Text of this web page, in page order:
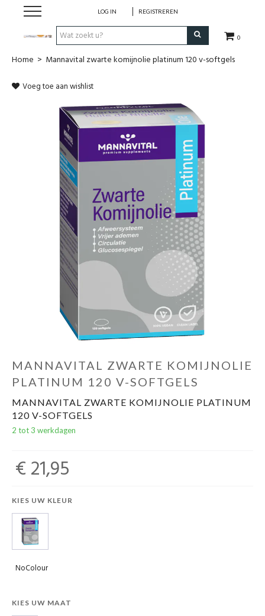
0
LOG IN REGISTREREN
Hulp bij
Thee & Kruiden
Verzorging
Huis & Gezelligheid
Evenementen
Home > Mannavital zwarte komijnolie platinum 120 v-softgels
Voeg toe aan wishlist
MANNAVITAL ZWARTE KOMIJNOLIE
PLATINUM 120 V-SOFTGELS
MANNAVITAL ZWARTE KOMIJNOLIE PLATINUM
120 V-SOFTGELS
2 tot 3 werkdagen
€ 21,95
KIES UW KLEUR
NoColour
KIES UW MAAT